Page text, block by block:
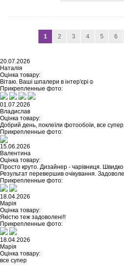
1 2 3 4 5 6
20.07.2026
Наталія
Оцінка товару:
Вітаю. Ваші шпалери в інтер'єрі☺️
Прикрепленные фото:
01.07.2026
Владислав
Оцінка товару:
Добрий день, поклеїли фотообоїи, все
Прикрепленные фото:
15.06.2026
Валентина
Оцінка товару:
Просто круто. Дизайнер - чарівниця. Швидко
Результат перевершив очікування.
Прикрепленные фото:
18.04.2026
Марія
Оцінка товару:
Якістю теж задоволені!!
Прикрепленные фото:
18.04.2026
Марія
Оцінка товару:
все супер